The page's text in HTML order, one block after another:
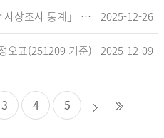
「2024 중증손상 및 다수사상조사 통계」 공표 2025-12-26
오표(251209 기준) 2025-12-09
3 4 5